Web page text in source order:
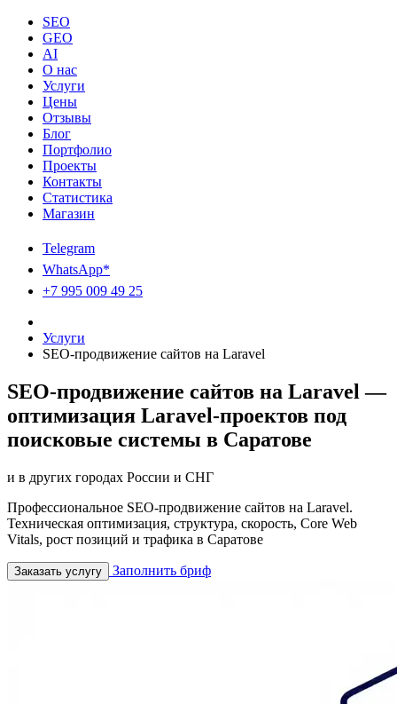
SEO
GEO
AI
О нас
Услуги
Цены
Отзывы
Блог
Портфолио
Проекты
Контакты
Статистика
Магазин
Telegram
WhatsApp*
+7 995 009 49 25
Услуги
SEO-продвижение сайтов на Laravel
SEO-продвижение сайтов на Laravel —
оптимизация Laravel-проектов под
поисковые системы в Саратове
и в других городах России и СНГ
Профессиональное SEO-продвижение сайтов на Laravel.
Техническая оптимизация, структура, скорость, Core Web
Vitals, рост позиций и трафика в Саратове
Заказать услугу Заполнить бриф